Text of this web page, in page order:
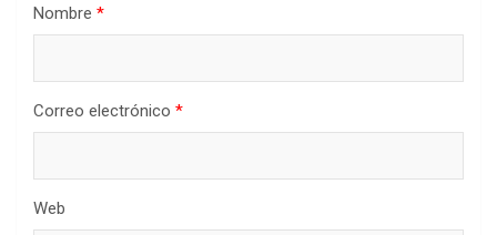
Nombre *
Correo electrónico *
Web